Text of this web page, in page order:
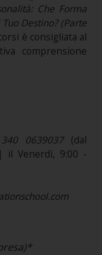
Che Forma
Destino? (Parte
è consigliata al
comprensione
0639037 (dal
il Venerdì, 9:00 -